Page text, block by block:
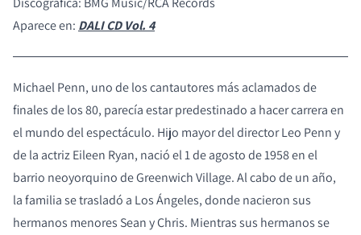
Aparece en: DALI CD Vol. 4
Michael Penn, uno de los cantautores más aclamados de
finales de los 80, parecía estar predestinado a hacer carrera en
el mundo del espectáculo. Hijo mayor del director Leo Penn y
de la actriz Eileen Ryan, nació el 1 de agosto de 1958 en el
barrio neoyorquino de Greenwich Village. Al cabo de un año,
la familia se trasladó a Los Ángeles, donde nacieron sus
hermanos menores Sean y Chris. Mientras sus hermanos se